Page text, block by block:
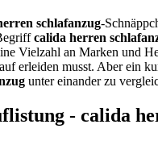
schlafanzug-
calida herren
Vielzahl an Marken und
erleiden musst. Aber ein
unter einander zu
- calida